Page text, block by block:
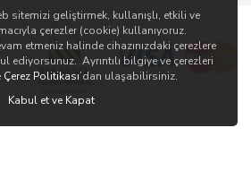
sitemizi geliştirmek, kullanışlı, etkili ve
çerezler (cookie) kullanıyoruz.
etmeniz halinde cihazınızdaki çerezlere
ediyorsunuz. Ayrıntılı bilgiye ve çerezleri
Çerez Politikası’dan ulaşabilirsiniz.
Kabul et ve Kapat